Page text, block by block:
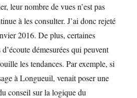
leur nombre de vues n’est pas
à les consulter. J’ai donc rejeté
2016. De plus, certaines
démesurées qui peuvent
les tendances. Par exemple, si
à Longueuil, venait poser une
conseil sur la logique du